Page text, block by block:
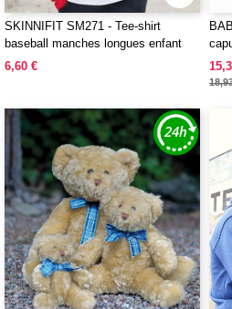
SKINNIFIT SM271 - Tee-shirt
baseball manches longues enfant
6,60 €